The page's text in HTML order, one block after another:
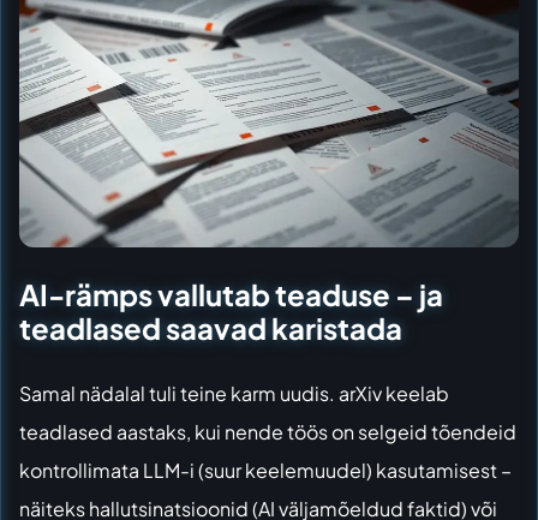
AI-rämps vallutab teaduse – ja
teadlased saavad karistada
Samal nädalal tuli teine karm uudis. arXiv keelab
teadlased aastaks, kui nende töös on selgeid tõendeid
kontrollimata LLM-i (suur keelemuudel) kasutamisest –
näiteks hallutsinatsioonid (AI väljamõeldud faktid) või